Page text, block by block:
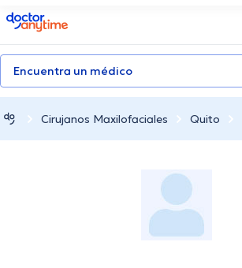
doctoranytime
Encuentra un médico
Cirujanos Maxilofaciales Quito